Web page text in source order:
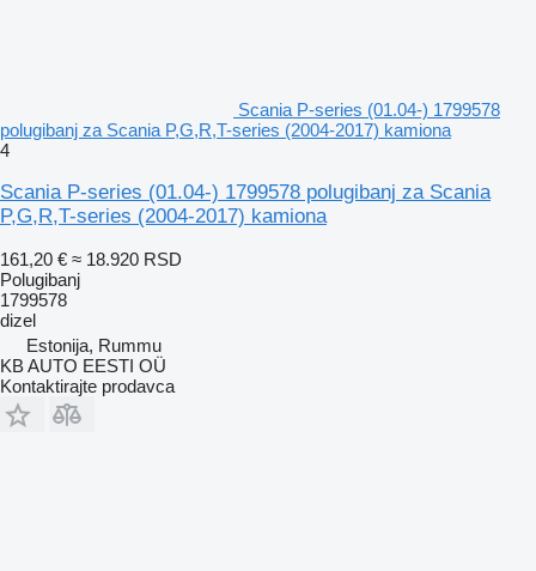
Scania P-series (01.04-) 1799578
polugibanj za Scania P,G,R,T-series (2004-2017) kamiona
4
Scania P-series (01.04-) 1799578 polugibanj za Scania
P,G,R,T-series (2004-2017) kamiona
161,20 € ≈ 18.920 RSD
Polugibanj
1799578
dizel
Estonija, Rummu
KB AUTO EESTI OÜ
Kontaktirajte prodavca